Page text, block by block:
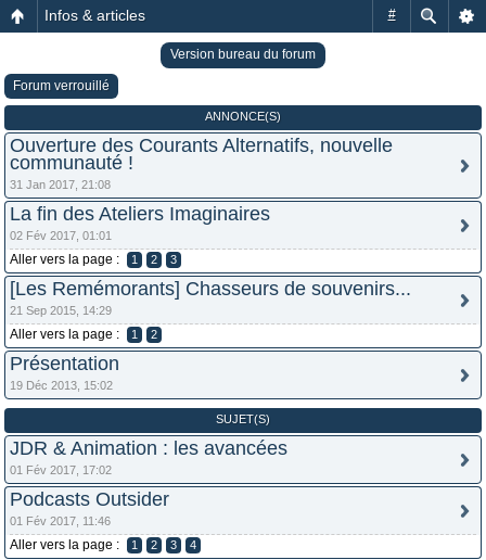
#
Infos & articles
Version bureau du forum
Forum verrouillé
ANNONCE(S)
Ouverture des Courants Alternatifs, nouvelle
communauté !
31 Jan 2017, 21:08
La fin des Ateliers Imaginaires
02 Fév 2017, 01:01
Aller vers la page : 1 2 3
[Les Remémorants] Chasseurs de souvenirs...
21 Sep 2015, 14:29
Aller vers la page : 1 2
Présentation
19 Déc 2013, 15:02
SUJET(S)
JDR & Animation : les avancées
01 Fév 2017, 17:02
Podcasts Outsider
01 Fév 2017, 11:46
Aller vers la page : 1 2 3 4